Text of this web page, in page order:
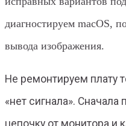
диагностируем macOS,
вывода изображения.
Не ремонтируем плату
«нет сигнала».
цепочку от монитора и